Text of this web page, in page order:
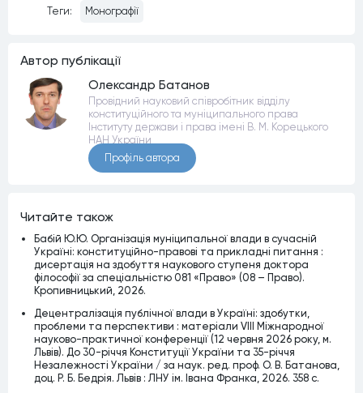
Теги: Монографії
Автор публiкацiї
Олександр Батанов
Провідний науковий співробітник відділу
конституційного та муніципального права
Інституту держави і права імені В. М. Корецького
НАН України
Профiль автора
Читайте також
Бабій Ю.Ю. Організація муніципальної влади в сучасній
Україні: конституційно-правові та прикладні питання :
дисертація на здобуття наукового ступеня доктора
філософії за спеціальністю 081 «Право» (08 – Право).
Кропивницький, 2026.
Децентралізація публічної влади в Україні: здобутки,
проблеми та перспективи : матеріали VІІІ Міжнародної
науково-практичної конференції (12 червня 2026 року, м.
Львів). До 30-річчя Конституції України та 35-річчя
Незалежності України / за наук. ред. проф. О. В. Батанова,
доц. Р. Б. Бедрія. Львів : ЛНУ ім. Івана Франка, 2026. 358 с.